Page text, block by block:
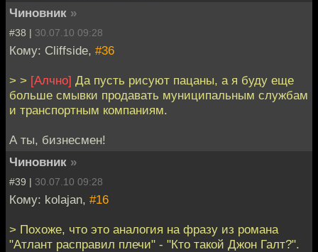
Чиновник »
#38 | 30.07.10 09:28
Кому: Cliffside, #36
> > [Алчно] Да пусть рисуют пацаны, а я буду еще
больше смывки продавать муниципальным службам
и транспортным компаниям.
А ты, бизнесмен!
Чиновник »
#39 | 30.07.10 09:28
Кому: kolajan, #16
> Похоже, что это аналогия на фразу из романа
"Атлант расправил плечи" - "Кто такой Джон Галт?".